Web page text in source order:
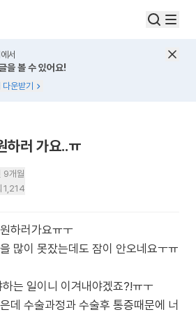
서
을 볼 수 있어요!
운받기
하러 가요..ㅠ
9개월
1,214
하러가요ㅠㅜ
많이 못잤는데도 잠이 안오네요ㅜㅠ
는 일이니 이겨내야겠죠?!ㅠㅜ
데 수술과정과 수술후 통증때문에 너